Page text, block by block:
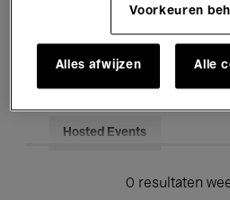
Onderwijs
Hosted Events
0 resultaten
Voorkeuren
Alles afwijzen Alle